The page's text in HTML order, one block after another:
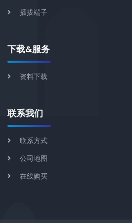
插拔端子
下载&服务
资料下载
联系我们
联系方式
公司地图
在线购买